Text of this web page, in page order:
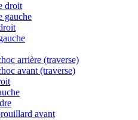
droit
gauche
arrière (traverse)
avant (traverse)
avant